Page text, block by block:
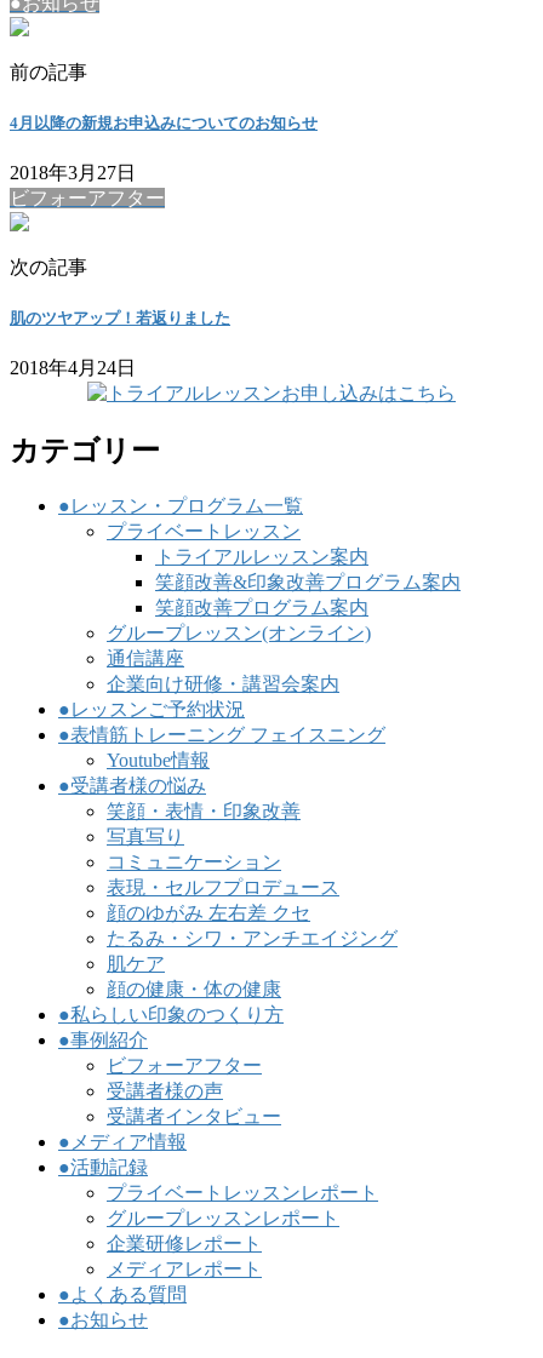
前の記事
4月以降の新規お申込みについてのお知らせ
2018年3月27日
ビフォーアフター
次の記事
肌のツヤアップ！若返りました
2018年4月24日
カテゴリー
●レッスン・プログラム一覧
プライベートレッスン
トライアルレッスン案内
笑顔改善&印象改善プログラム案内
笑顔改善プログラム案内
グループレッスン(オンライン)
通信講座
企業向け研修・講習会案内
●レッスンご予約状況
●表情筋トレーニング フェイスニング
Youtube情報
●受講者様の悩み
笑顔・表情・印象改善
写真写り
コミュニケーション
表現・セルフプロデュース
顔のゆがみ 左右差 クセ
たるみ・シワ・アンチエイジング
肌ケア
顔の健康・体の健康
●私らしい印象のつくり方
●事例紹介
ビフォーアフター
受講者様の声
受講者インタビュー
●メディア情報
●活動記録
プライベートレッスンレポート
グループレッスンレポート
企業研修レポート
メディアレポート
●よくある質問
●お知らせ